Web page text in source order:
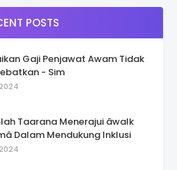
POSTS
Gaji Penjawat Awam Tidak
- Sim
Taarana Menerajui âwalk
Dalam Mendukung Inklusi